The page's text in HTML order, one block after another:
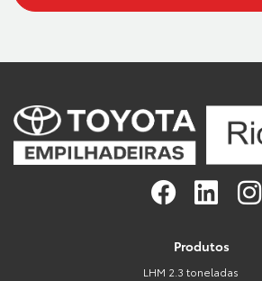
Produtos
LHM 2.3 toneladas